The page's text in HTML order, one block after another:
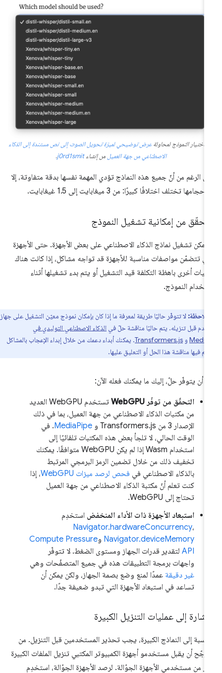
اختيار النموذج لمحاولةعرض توضيحي لميزة تحويل الصوت إلى نص مستندة إلى الذكاء
الاصطناعي من جهة العميلمن إنشاءj0rd1smit
.
الرغم من أنّ جميع هذه النماذج تؤدي المهمة نفسها بدقة متفاوتة، إلا
تختلف اختلافًا كبيرًا: من 3 ميغابايت إلى 1.5 غيغابايت.
من إمكانية تشغيل النموذج
يمكن تشغيل نماذج الذكاء الاصطناعي على بعض الأجهزة. حتى الأجهزة
تتضمّن مواصفات مناسبة للأجهزة قد تواجه مشاكل، إذا كانت هناك
أخرى باهظة التكلفة قيد التشغيل أو يتم بدء تشغيلها أثناء
النموذج.
ملاحظة:لا تتوفّر حاليًا طريقة لمعرفة ما إذا كان بإمكان نموذج معيّن التشغيل على جهاز
قبل تنزيله. يتم حاليًا مناقشة حلّ فيالذكاء الاصطناعي التوليدي في
وTransformers.js. يمكنك أبداء دعمك من خلال إبداء الإعجاب بالمشاكل
فيها مناقشة هذا الحل أو التعليق عليها.
أن يتوفّر حلّ، إليك ما يمكنك فعله الآن:
التحقّق من توفّر WebGPU
تستخدم WebGPU العديد
من مكتبات الذكاء الاصطناعي من جهة العميل، بما في ذلك
الإصدار 3 من Transformers.js و
MediaPipe. في
الوقت الحالي، لا تلجأ بعض هذه المكتبات تلقائيًا إلى
استخدام Wasm إذا لم يكن WebGPU متوافقًا. يمكنك
تخفيف ذلك من خلال تضمين الرمز البرمجي المرتبط
بالذكاء الاصطناعي في فحص لرصد ميزات WebGPU
، إذا
كنت تعلم أنّ مكتبة الذكاء الاصطناعي من جهة العميل
تحتاج إلى WebGPU.
استبعاد الأجهزة ذات الأداء المنخفضاستخدِم
Navigator.hardwareConcurrency
Navigator.deviceMemoryوCompute Pressure
لتقدير قدرات الجهاز ومستوى الضغط. لا تتوفّر
واجهات برمجة التطبيقات هذه في جميع المتصفّحات وهي
غير دقيقةعمدًا لمنع وضع بصمة الجهاز، ولكن يمكن أن
تساعد في استبعاد الأجهزة التي تبدو ضعيفة جدًا.
إلى عمليات التنزيل الكبيرة
إلى النماذج الكبيرة، يجب تحذير المستخدمين قبل التنزيل. من
أن يقبل مستخدمو أجهزة الكمبيوتر المكتبي تنزيل الملفات الكبيرة
من مستخدمي الأجهزة الجوّالة. لرصد الأجهزة الجوّالة، استخدِم